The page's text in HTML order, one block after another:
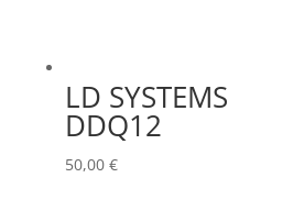
LD SYSTEMS
DDQ12
50,00 €